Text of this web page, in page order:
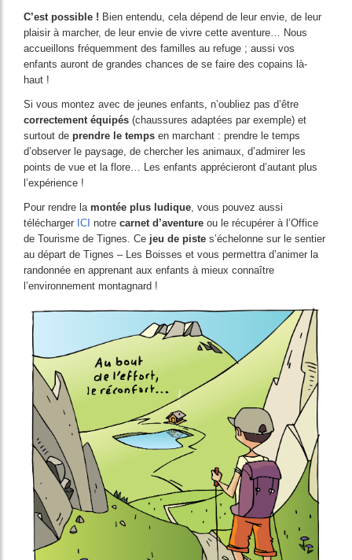
C’est possible ! Bien entendu, cela dépend de leur envie, de leur
plaisir à marcher, de leur envie de vivre cette aventure… Nous
accueillons fréquemment des familles au refuge ; aussi vos
enfants auront de grandes chances de se faire des copains là-
haut !
Si vous montez avec de jeunes enfants, n’oubliez pas d’être
correctement équipés (chaussures adaptées par exemple) et
surtout de prendre le temps en marchant : prendre le temps
d’observer le paysage, de chercher les animaux, d’admirer les
points de vue et la flore… Les enfants apprécieront d’autant plus
l’expérience !
Pour rendre la montée plus ludique, vous pouvez aussi
télécharger ICI notre carnet d’aventure ou le récupérer à l’Office
de Tourisme de Tignes. Ce jeu de piste s’échelonne sur le sentier
au départ de Tignes – Les Boisses et vous permettra d’animer la
randonnée en apprenant aux enfants à mieux connaître
l’environnement montagnard !
Image